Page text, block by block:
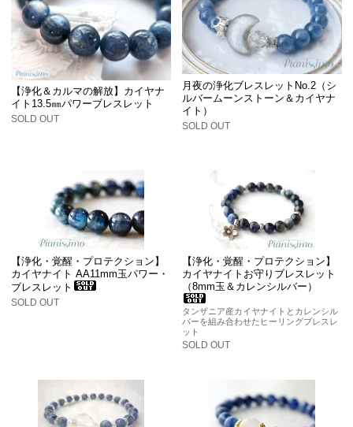
【浄化＆カルマの解放】カイヤナ
イト13.5㎜パワーブレスレット
SOLD OUT
月夜の浄化ブレスレットNo.2（シ
ルバームーンストーン＆カイヤナ
イト）
SOLD OUT
【浄化・覚醒・プロテクション】
カイヤナイト AA11mm玉パワー・
ブレスレット
SOLD OUT
【浄化・覚醒・プロテクション】
カイヤナイトお守りブレスレット
（8mm玉＆カレンシルバー）
タンザニア産カイヤナイトとカレンシル
バーを組み合わせたヒーリングブレスレ
ット
SOLD OUT